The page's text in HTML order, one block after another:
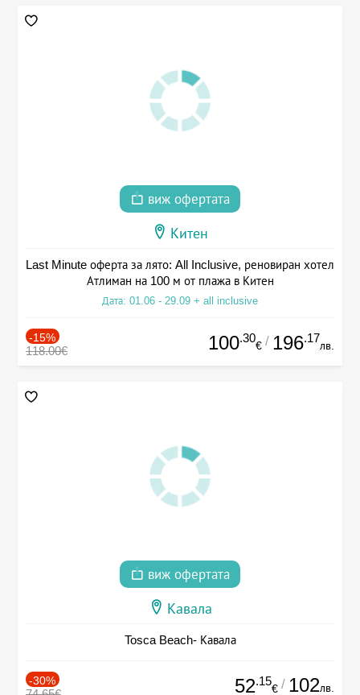
виж офертата
Китен
Last Minute оферта за лято: All Inclusive, реновиран хотел
Атлиман на 100 м от плажа в Китен
Дата: 01.06 - 29.09 + all inclusive
-15%
118.00€ 100.30
€ / 196.17
лв.
виж офертата
Кавала
Tosca Beach- Кавала
-30% 52.15
€ / 102лв.